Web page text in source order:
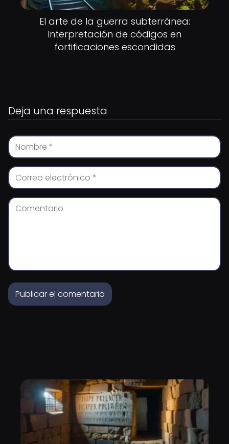
El arte de la guerra subterránea:
Interpretación de códigos en
fortificaciones escondidas
Deja una respuesta